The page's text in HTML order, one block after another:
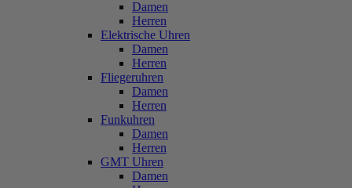
Damen
Herren
Elektrische Uhren
Damen
Herren
Fliegeruhren
Damen
Herren
Funkuhren
Damen
Herren
GMT Uhren
Damen